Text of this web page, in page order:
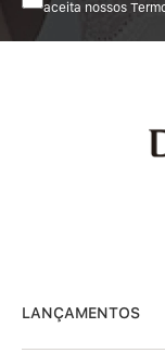
aceita nossos
LANÇAMENTOS